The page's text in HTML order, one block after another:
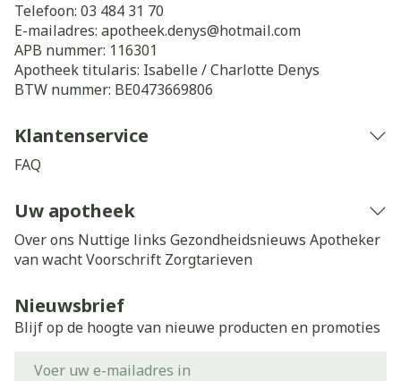
Telefoon: 03 484 31 70
E-mailadres: apotheek.denys@hotmail.com
APB nummer: 116301
Apotheek titularis: Isabelle / Charlotte Denys
BTW nummer: BE0473669806
Klantenservice
FAQ
Uw apotheek
Over ons Nuttige links Gezondheidsnieuws Apotheker
van wachtVoorschrift Zorgtarieven
Nieuwsbrief
Blijf op de hoogte van nieuwe producten en promoties